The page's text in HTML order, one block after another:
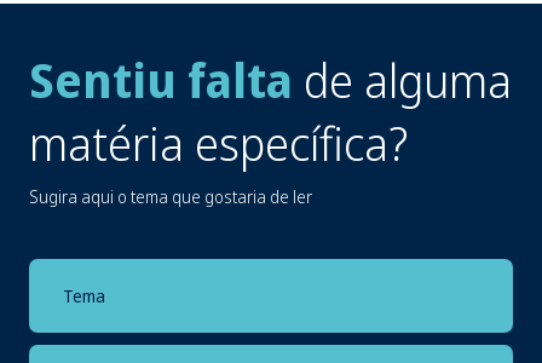
Sentiu falta de alguma
matéria específica?
Sugira aqui o tema que gostaria de ler